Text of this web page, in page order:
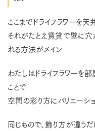
ここまでドライフラワーを
それがたとえ賃貸で壁に
れる方法がメイン
わたしはドライフラワーを
ことで
空間の彩り方にバリエーシ
同じもので、飾り方が違う